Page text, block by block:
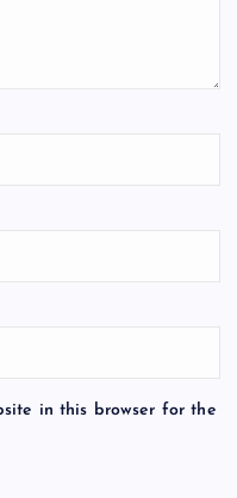
in this browser for the